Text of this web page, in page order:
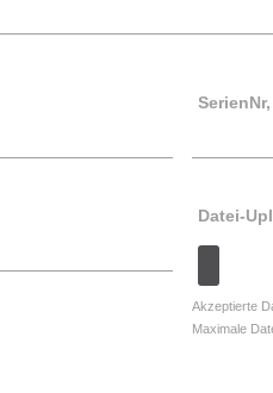
Datei-
Akzeptierte
Maximale